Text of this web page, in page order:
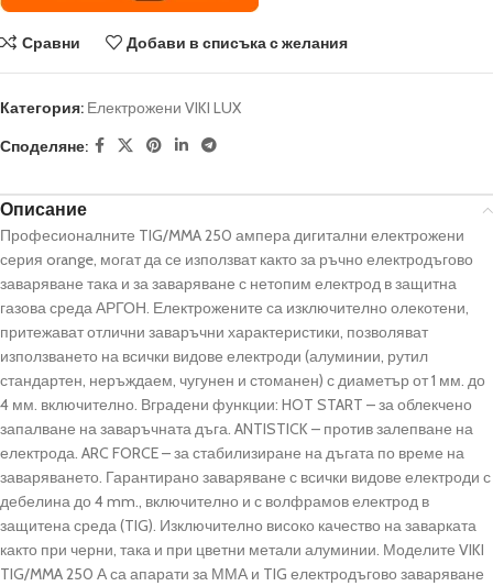
Сравни Добави в списъка с желания
Категория: Електрожени VIKI LUX
Споделяне:
Описание
Професионалните TIG/MMA 250 ампера дигитални електрожени
серия orange, могат да се използват както за ръчно електродъгово
заваряване така и за заваряване с нетопим електрод в защитна
газова среда АРГОН. Електрожените са изключително олекотени,
притежават отлични заваръчни характеристики, позволяват
използването на всички видове електроди (алуминии, рутил
стандартен, неръждаем, чугунен и стоманен) с диаметър от 1 мм. до
4 мм. включително. Вградени функции: HOT START – за облекчено
запалване на заваръчната дъга. ANTISTICK – против залепване на
електрода. ARC FORCE – за стабилизиране на дъгата по време на
заваряването. Гарантирано заваряване с всички видове електроди с
дебелина до 4 mm., включително и с волфрамов електрод в
защитена среда (TIG). Изключително високо качество на заварката
както при черни, така и при цветни метали алуминии. Моделите VIKI
TIG/MMA 250 А са апарати за ММА и TIG електродъгово заваряване